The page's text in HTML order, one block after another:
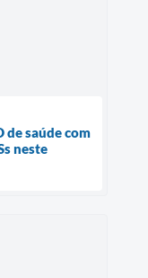
de saúde com
neste